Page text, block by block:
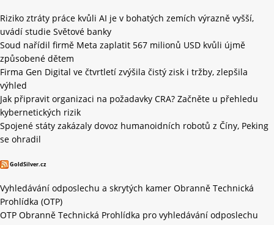
Riziko ztráty práce kvůli AI je v bohatých zemích výrazně vyšší,
uvádí studie Světové banky
Soud nařídil firmě Meta zaplatit 567 milionů USD kvůli újmě
způsobené dětem
Firma Gen Digital ve čtvrtletí zvýšila čistý zisk i tržby, zlepšila
výhled
Jak připravit organizaci na požadavky CRA? Začněte u přehledu
kybernetických rizik
Spojené státy zakázaly dovoz humanoidních robotů z Číny, Peking
se ohradil
GoldSilver.cz
Vyhledávání odposlechu a skrytých kamer Obranně Technická
Prohlídka (OTP)
OTP Obranně Technická Prohlídka pro vyhledávání odposlechu